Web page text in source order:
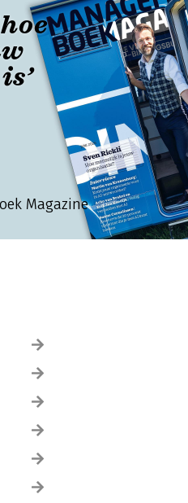
voor menselijk
Magazine ontdek
met o.a. Arko van
en Martin van
Magazine